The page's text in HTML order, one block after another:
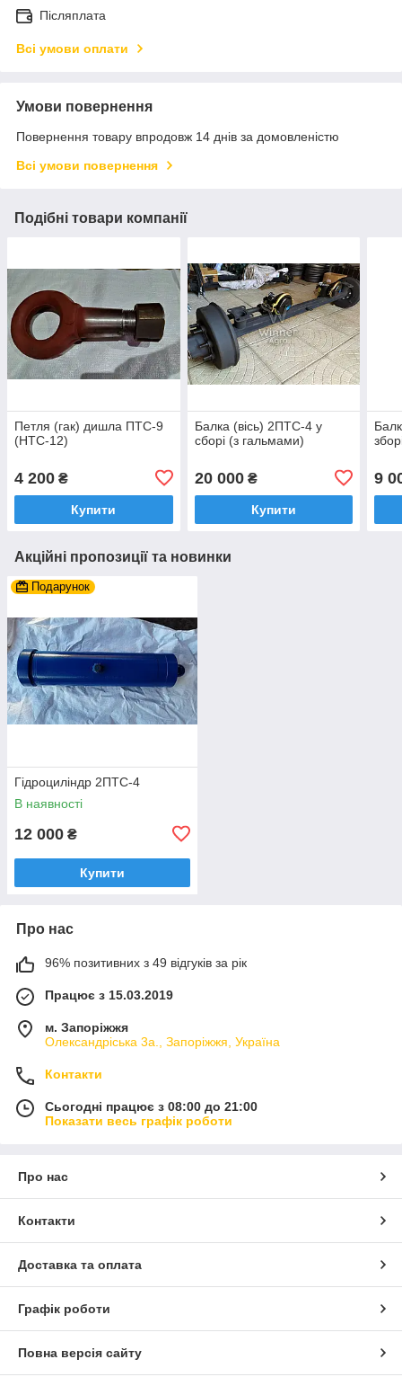
Післяплата
Всі умови оплати
Умови повернення
Повернення товару впродовж 14 днів за домовленістю
Всі умови повернення
Подібні товари компанії
Петля (гак) дишла ПТС-9
(НТС-12)
4 200 ₴
Купити
Балка (вісь) 2ПТС-4 у
сборі (з гальмами)
20 000₴
Купити
9
Акційні пропозиції та новинки
Подарунок
Гідроциліндр 2ПТС-4
В наявності
12 000 ₴
Купити
Про нас
96% позитивних з 49 відгуків за рік
Працює з 15.03.2019
м. Запоріжжя
Олександріська 3а., Запоріжжя, Україна
Контакти
Сьогодні працює з 08:00 до 21:00
Показати весь графік роботи
Про нас
Контакти
Доставка та оплата
Графік роботи
Повна версія сайту